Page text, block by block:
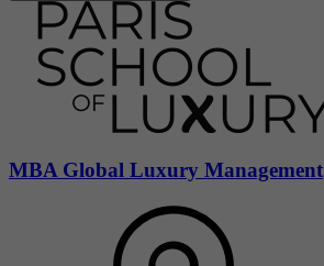
MBA Global Luxury Management